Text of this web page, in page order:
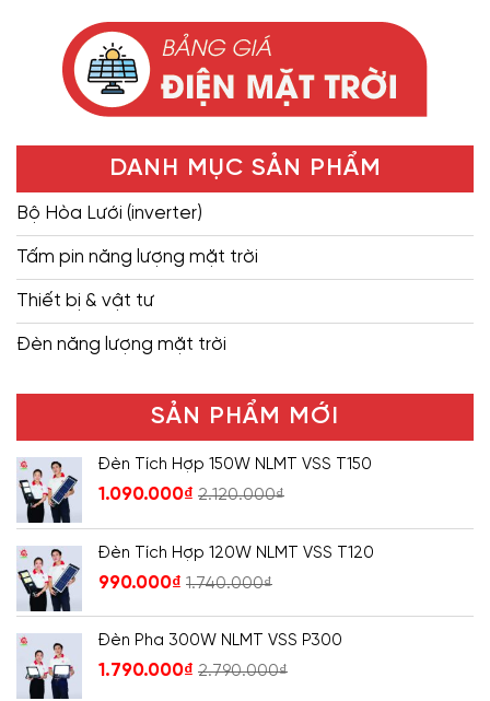
DANH MỤC SẢN PHẨM
Bộ Hòa Lưới (inverter)
Tấm pin năng lượng mặt trời
Thiết bị & vật tư
Đèn năng lượng mặt trời
SẢN PHẨM MỚI
Đèn Tích Hợp 150W NLMT VSS T150
1.090.000₫ 2.120.000₫
Đèn Tích Hợp 120W NLMT VSS T120
990.000₫ 1.740.000₫
Đèn Pha 300W NLMT VSS P300
1.790.000₫ 2.790.000₫